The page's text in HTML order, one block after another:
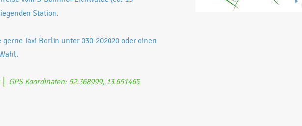
Station.
Taxi Berlin unter 030-202020 oder einen
GPS Koordinaten: 52.368999, 13.651465